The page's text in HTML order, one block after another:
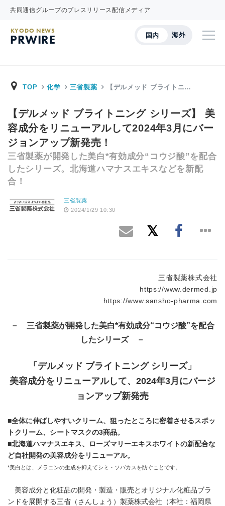
共同通信グループのプレスリリース配信メディア
国内 海外
KYODO NEWS
PRWIRE
TOP 化学 三省製薬 【デルメッド ブライトニ…
【デルメッド ブライトニング シリーズ】 美
容成分をリニューアルして2024年3月にバー
ジョンアップ新発売！
三省製薬が開発した美白*有効成分“コウジ酸”を配合
したシリーズ。北海道ハマナスエキスなどを新配
合！
三省製薬
2024/1/29 10:30
三省製薬株式会社
https://www.dermed.jp
https://www.sansho-pharma.com
－ 三省製薬が開発した美白*有効成分“コウジ酸”を配合
したシリーズ －
「デルメッド ブライトニング シリーズ」
美容成分をリニューアルして、2024年3月にバージ
ョンアップ新発売
■全体に伸ばしやすいクリーム、狙ったところに密着させるスポッ
トクリーム、シートマスクの3商品。
■北海道ハマナスエキス、ローズマリーエキスホワイトの新配合な
ど自社開発の美容成分をリニューアル。
*美白とは、メラニンの生成を抑えてシミ・ソバカスを防ぐことです。
美容成分と化粧品の開発・製造・販売とオリジナル化粧品ブラ
ンドを展開する三省（さんしょう）製薬株式会社（本社：福岡県